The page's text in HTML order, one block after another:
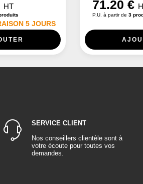
HT
5 JOURS
71.20 €
P.U. à partir de 3
SERVICE CLIENT
Nos conseillers clientèle sont à
votre écoute pour toutes vos
demandes.